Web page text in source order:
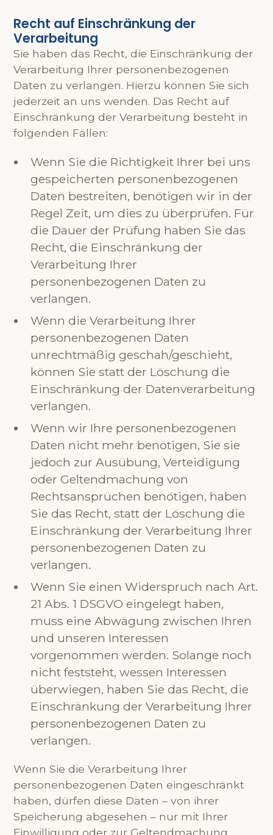
Recht auf Einschränkung der
Verarbeitung
Sie haben das Recht, die Einschränkung der
Verarbeitung Ihrer personenbezogenen
Daten zu verlangen. Hierzu können Sie sich
jederzeit an uns wenden. Das Recht auf
Einschränkung der Verarbeitung besteht in
folgenden Fällen:
Wenn Sie die Richtigkeit Ihrer bei uns
gespeicherten personenbezogenen
Daten bestreiten, benötigen wir in der
Regel Zeit, um dies zu überprüfen. Für
die Dauer der Prüfung haben Sie das
Recht, die Einschränkung der
Verarbeitung Ihrer
personenbezogenen Daten zu
verlangen.
Wenn die Verarbeitung Ihrer
personenbezogenen Daten
unrechtmäßig geschah/geschieht,
können Sie statt der Löschung die
Einschränkung der Datenverarbeitung
verlangen.
Wenn wir Ihre personenbezogenen
Daten nicht mehr benötigen, Sie sie
jedoch zur Ausübung, Verteidigung
oder Geltendmachung von
Rechtsansprüchen benötigen, haben
Sie das Recht, statt der Löschung die
Einschränkung der Verarbeitung Ihrer
personenbezogenen Daten zu
verlangen.
Wenn Sie einen Widerspruch nach Art.
21 Abs. 1 DSGVO eingelegt haben,
muss eine Abwägung zwischen Ihren
und unseren Interessen
vorgenommen werden. Solange noch
nicht feststeht, wessen Interessen
überwiegen, haben Sie das Recht, die
Einschränkung der Verarbeitung Ihrer
personenbezogenen Daten zu
verlangen.
Wenn Sie die Verarbeitung Ihrer
personenbezogenen Daten eingeschränkt
haben, dürfen diese Daten – von ihrer
Speicherung abgesehen – nur mit Ihrer
Einwilligung oder zur Geltendmachung,